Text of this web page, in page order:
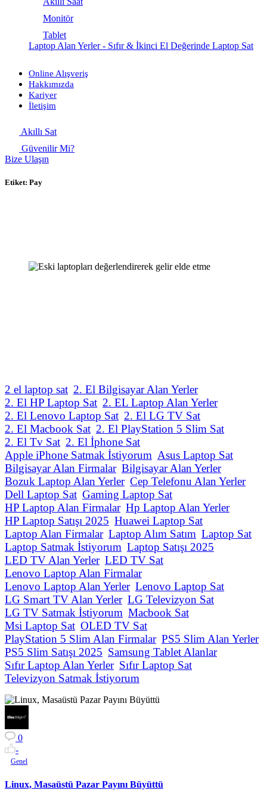
Monitör
Tablet
Laptop Alan Yerler - Sıfır & İkinci El Değerinde Laptop Sat
Online Alışveriş
Hakkımızda
Kariyer
İletişim
Akıllı Sat
Güvenilir Mi?
Bize Ulaşın
Etiket: Pay
2 el laptop sat 2. El Bilgisayar Alan Yerler
2. El HP Laptop Sat 2. EL Laptop Alan Yerler
2. El Lenovo Laptop Sat 2. El LG TV Sat
2. El Macbook Sat 2. El PlayStation 5 Slim Sat
2. El Tv Sat 2. El İphone Sat
Apple iPhone Satmak İstiyorum Asus Laptop Sat
Bilgisayar Alan Firmalar Bilgisayar Alan Yerler
Bozuk Laptop Alan Yerler Cep Telefonu Alan Yerler
Dell Laptop Sat Gaming Laptop Sat
HP Laptop Alan Firmalar Hp Laptop Alan Yerler
HP Laptop Satışı 2025 Huawei Laptop Sat
Laptop Alan Firmalar Laptop Alım Satım Laptop Sat
Laptop Satmak İstiyorum Laptop Satışı 2025
LED TV Alan Yerler LED TV Sat
Lenovo Laptop Alan Firmalar
Lenovo Laptop Alan Yerler Lenovo Laptop Sat
LG Smart TV Alan Yerler LG Televizyon Sat
LG TV Satmak İstiyorum Macbook Sat
Msi Laptop Sat OLED TV Sat
PlayStation 5 Slim Alan Firmalar PS5 Slim Alan Yerler
PS5 Slim Satışı 2025 Samsung Tablet Alanlar
Sıfır Laptop Alan Yerler Sıfır Laptop Sat
Televizyon Satmak İstiyorum
0
-
Genel
Linux, Masaüstü Pazar Payını Büyüttü